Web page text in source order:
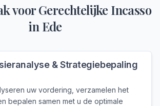
voorGerechtelijke Incasso
in Ede
& Strategiebepaling
uw vordering, verzamelen het
bepalen samen met u de optimale